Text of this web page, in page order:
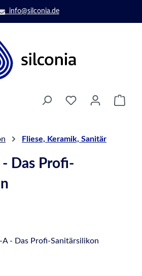
info@silconia.de
Fliese, Keramik, Sanitär
- Das Profi-